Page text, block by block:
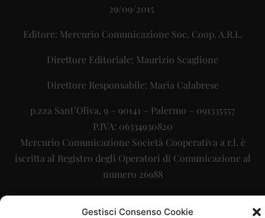
Gestisci Consenso Cookie
29/09/2015
Editore: Mercurio Comunicazione Soc. Coop. A.R.L.
Direttore Editoriale: Maurizio Scaglione
Direttore Responsabile: Maria Calabrese
p.zza Sant’Oliva, 9 – 90141 – Palermo – 091335557
P.IVA: 06334930820
Mercurio Comunicazione Società Cooperativa a r.l. è
iscritta al Registro degli Operatori di Comunicazione al
numero 26988
Sito gestito daLa Digitale srl–info@ladigitale.it